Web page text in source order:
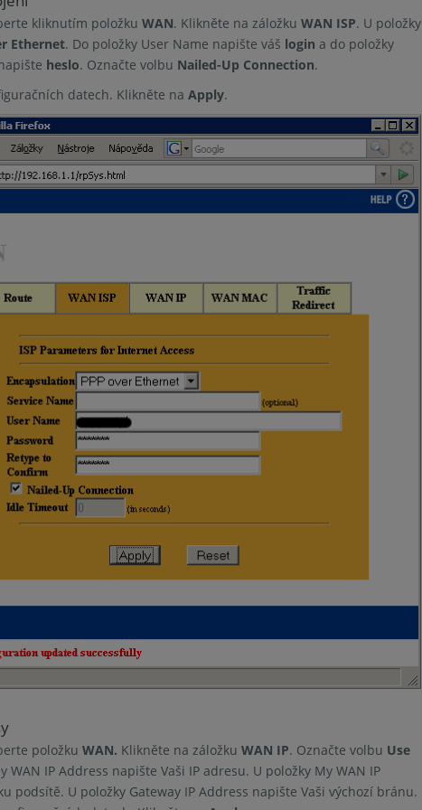
kliknutím položku WAN. Klikněte na záložku WAN ISP. U položky
Ethernet. Do položky User Name napište váš login a do položky
heslo. Označte volbu Nailed-Up Connection.
datech. Klikněte na Apply.
položku WAN. Klikněte na záložku WAN IP. Označte volbu Use
WAN IP Address napište Vaši IP adresu. U položky My WAN IP
podsítě. U položky Gateway IP Address napište Vaši výchozí bránu.